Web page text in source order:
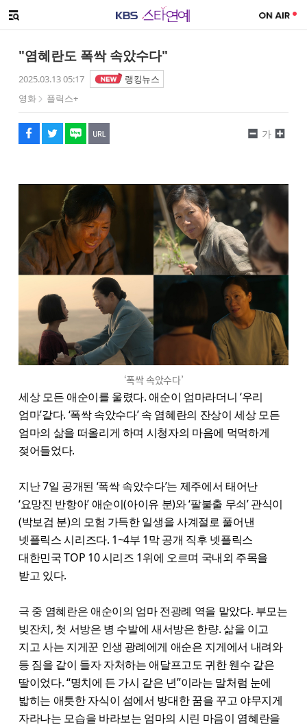
메뉴 열기
"염혜란도 폭싹 속았수다"
2025.03.13 05:17
랭킹뉴스
영화
플릭스+
페이스북
트위터
네이버
URL복사
글씨 작게보기
가
글씨 크게보기
‘폭싹 속았수다’
세상 모든 애순이를 울렸다. 애순이 엄마라더니 ‘우리
엄마’같다. ‘폭싹 속았수다’ 속 염혜란의 잔상이 세상 모든
엄마의 삶을 떠올리게 하며 시청자의 마음에 먹먹하게
젖어들었다.
지난 7일 공개된 ‘폭싹 속았수다’는 제주에서 태어난
‘요망진 반항아’ 애순이(아이유 분)와 ‘팔불출 무쇠’ 관식이
(박보검 분)의 모험 가득한 일생을 사계절로 풀어낸
넷플릭스 시리즈다. 1~4부 1막 공개 직후 넷플릭스
대한민국 TOP 10 시리즈 1위에 오르며 국내외 주목을
받고 있다.
극 중 염혜란은 애순이의 엄마 전광례 역을 맡았다. 부모는
빚잔치, 첫 서방은 병 수발에 새서방은 한량. 삶을 이고
지고 사는 지게꾼 인생 광례에게 애순은 지게에서 내려와
등 짐을 같이 들자 자처하는 애달프고도 귀한 웬수 같은
딸이었다. “명치에 든 가시 같은 년”이라는 말처럼 눈에
밟히는 애틋한 자식이 섬에서 방대한 꿈을 꾸고 야무지게
자라나는 모습을 바라보는 엄마의 시린 마음이 염혜란을
해시태그